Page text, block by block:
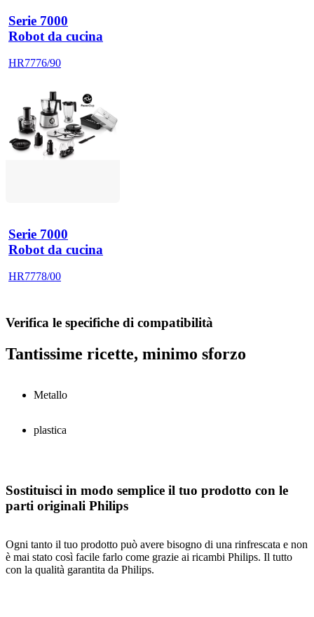
Serie 7000
Robot da cucina
HR7776/90
Serie 7000
Robot da cucina
HR7778/00
Verifica le specifiche di compatibilità
Tantissime ricette, minimo sforzo
Metallo
plastica
Sostituisci in modo semplice il tuo prodotto con le
parti originali Philips
Ogni tanto il tuo prodotto può avere bisogno di una rinfrescata e non
è mai stato così facile farlo come grazie ai ricambi Philips. Il tutto
con la qualità garantita da Philips.